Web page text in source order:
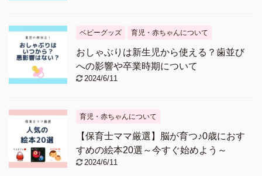
ベビーグッズ 育児・赤ちゃんについて
おしゃぶりは新生児から使える？歯並び
への影響や卒業時期について
2024/6/11
育児・赤ちゃんについて
【保育士ママ厳選】脳が育つ♪0歳におす
すめの絵本20選～今すぐ始めよう～
2024/6/11